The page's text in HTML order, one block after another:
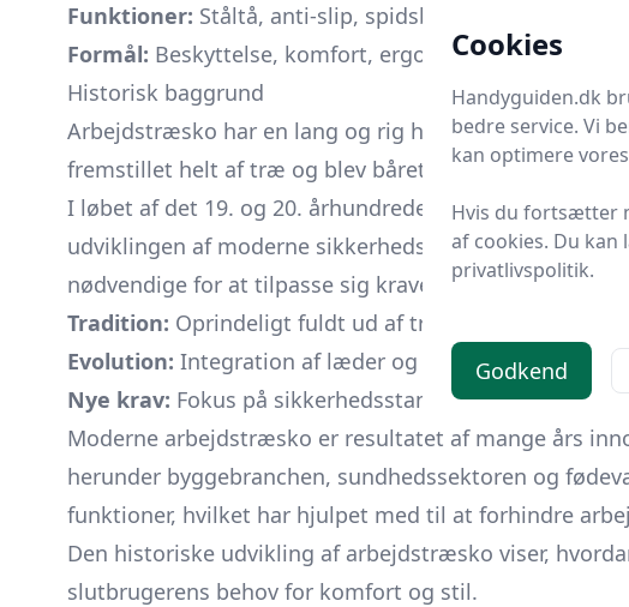
Funktioner: Ståltå, anti-slip, spidsbeskyttelse
Formål: Beskyttelse, komfort, ergonomi
Historisk baggrund
Arbejdstræsko har en lang og rig historie, der kan
fremstillet helt af træ og blev båret af arbejdere for at
I løbet af det 19. og 20. århundrede, med
udviklingen af moderne sikkerhedssko, inklusiv
nødvendige for at tilpasse sig kravene i de moderne
Tradition: Oprindeligt fuldt ud af træ
Evolution: Integration af læder og gummi
Nye krav: Fokus på sikkerhedsstandarder
Moderne arbejdstræsko er resultatet af mange års
herunder byggebranchen, sundhedssektoren og
funktioner, hvilket har hjulpet med til at forhindre
Den historiske udvikling af arbejdstræsko viser,
slutbrugerens behov for komfort og stil.
Cookies
Handyguiden.dk
bedre service. Vi
kan optimere
Hvis du fortsætter
af cookies. Du kan
privatlivspolitik.
Godkend